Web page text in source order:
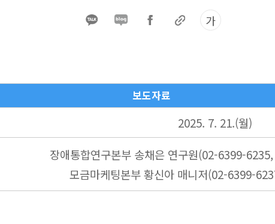
가
보도자료
2025. 7. 21.(월)
장애통합연구본부 송채은 연구원(02-6399-
모금마케팅본부 황신아 매니저(02-6399-